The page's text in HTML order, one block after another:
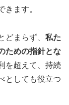
きます。
どまらず、 私た
ための指針とな
を超えて、持続
としても役立つ